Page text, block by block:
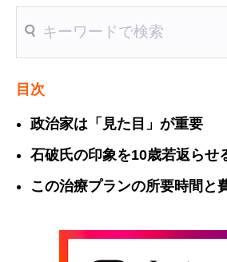
送信
目次
政治家は「見た目」が重要
石破氏の印象を10歳若返らせ
この治療プランの所要時間と